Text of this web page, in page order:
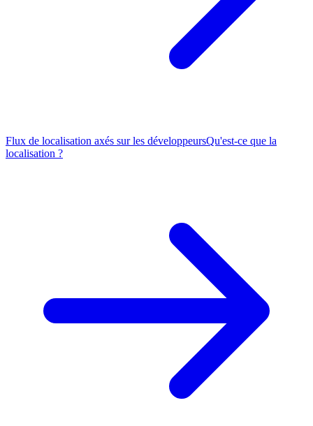
Flux de localisation axés sur les développeursQu'est-ce que la
localisation ?